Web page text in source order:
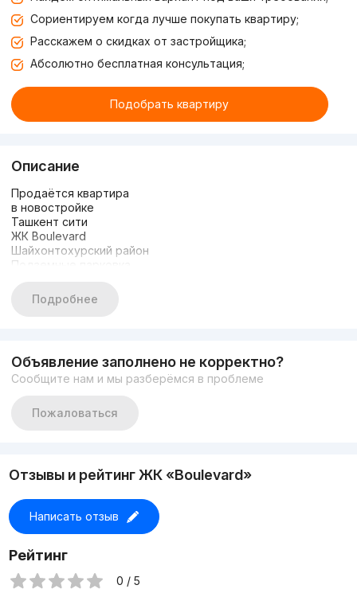
Сориентируем когда лучше покупать квартиру;
Расскажем о скидках от застройщика;
Абсолютно бесплатная консультация;
Подобрать квартиру
Описание
Продаётся квартира
в новостройке
Ташкент сити
ЖК Boulevard
Шайхонтохурский район
Подземные парковка
Состояние: Евро квартира
Закрытый двор, охрана 24/7
Тел +998908118991
Тел +998908218444
Подробнее
Объявление заполнено не корректно?
Сообщите нам и мы разберёмся в проблеме
Пожаловаться
Отзывы и рейтинг ЖК «Boulevard»
Написать отзыв
Рейтинг
0 / 5